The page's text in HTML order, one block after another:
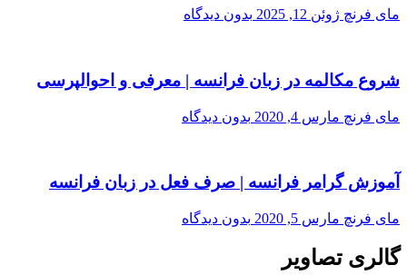
مای فرنچ ژوئن 12, 2025 بدون دیدگاه
شروع مکالمه در زبان فرانسه | معرفی و احوالپرسی
مای فرنچ مارس 4, 2020 بدون دیدگاه
آموزش گرامر فرانسه | صرف فعل در زبان فرانسه
مای فرنچ مارس 5, 2020 بدون دیدگاه
گالری تصاویر